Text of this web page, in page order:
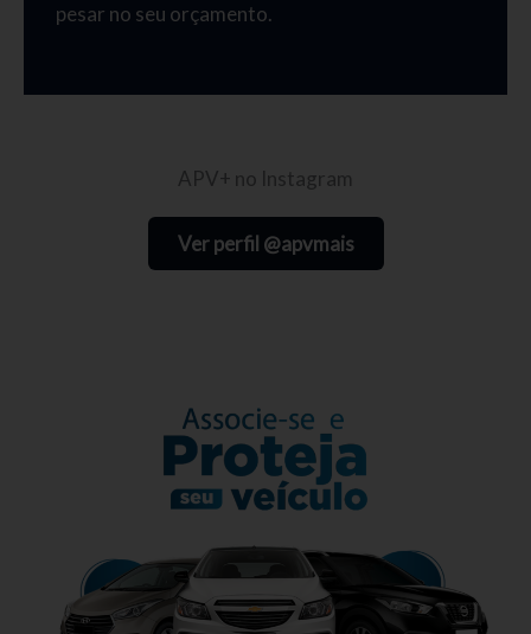
pesar no seu orçamento.
APV+ no Instagram
Ver perfil @apvmais